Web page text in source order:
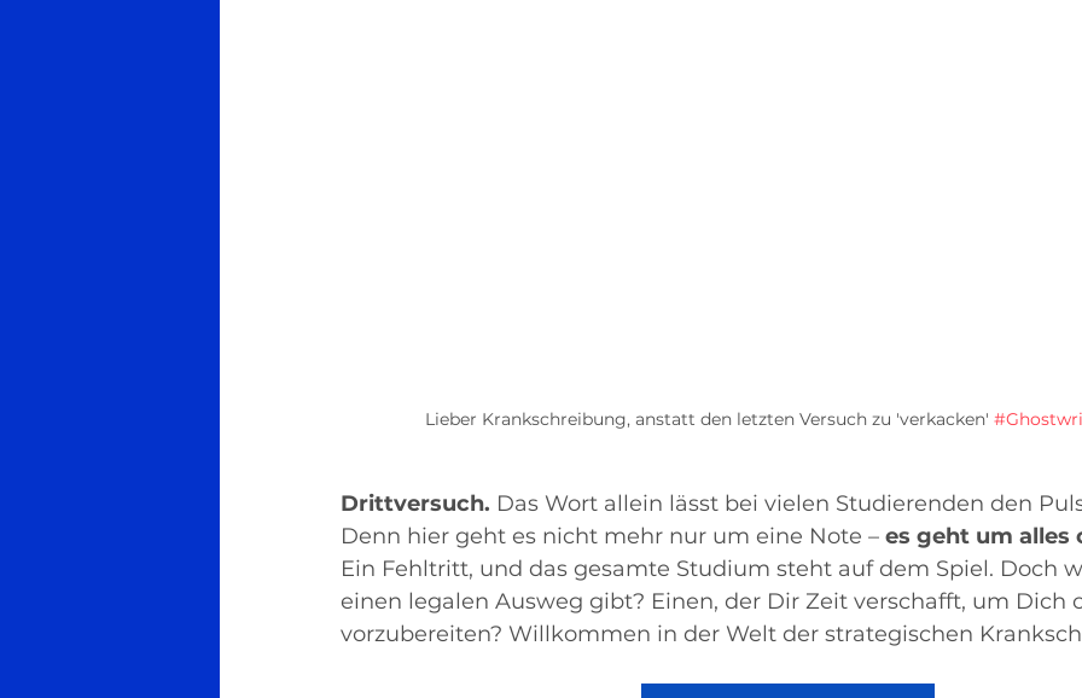
Lieber Krankschreibung, anstatt den letzten Versuch zu 'verkacken'
Drittversuch. Das Wort allein lässt bei vielen Studierenden den
Denn hier geht es nicht mehr nur um eine Note – es geht um alles
Ein Fehltritt, und das gesamte Studium steht auf dem Spiel. Doch
einen legalen Ausweg gibt? Einen, der Dir Zeit verschafft, um Dich
vorzubereiten? Willkommen in der Welt der strategischen